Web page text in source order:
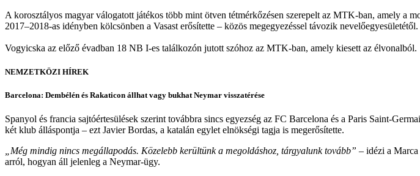
A korosztályos magyar válogatott játékos több mint ötven tétmérkőzésen szerepelt az MTK-ban, amely a
2017–2018-as idényben kölcsönben a Vasast erősítette – közös megegyezéssel távozik nevelőegyesületétől.
Vogyicska az előző évadban 18 NB I-es találkozón jutott szóhoz az MTK-ban, amely kiesett az élvonalból.
NEMZETKÖZI HÍREK
Barcelona: Dembélén és Rakaticon állhat vagy bukhat Neymar visszatérése
Spanyol és francia sajtóértesülések szerint továbbra sincs egyezség az FC Barcelona és a Paris Saint-
két klub álláspontja – ezt Javier Bordas, a katalán egylet elnökségi tagja is megerősítette.
„Még mindig nincs megállapodás. Közelebb kerültünk a megoldáshoz, tárgyalunk tovább” – idézi a
arról, hogyan áll jelenleg a Neymar-ügy.